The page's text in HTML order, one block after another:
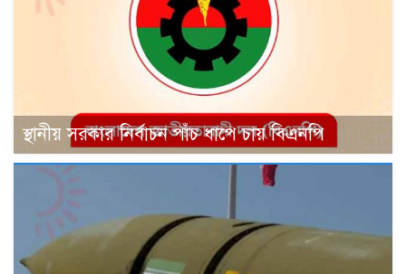
স্থানীয় সরকার নির্বাচন পাঁচ ধাপে চায় বিএনপি